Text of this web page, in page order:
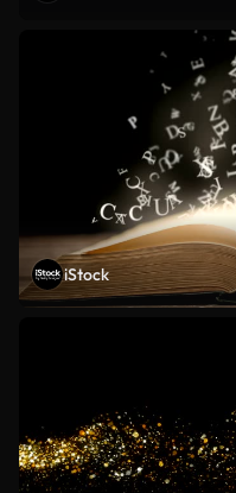
iStock